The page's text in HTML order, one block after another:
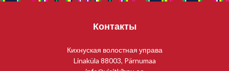
Контакты
Кихнуская волостная управа
Linaküla 88003, Pärnumaa